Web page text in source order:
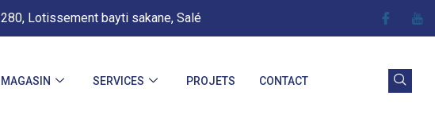
280, Lotissement bayti sakane, Salé
MAGASIN SERVICES PROJETS CONTACT